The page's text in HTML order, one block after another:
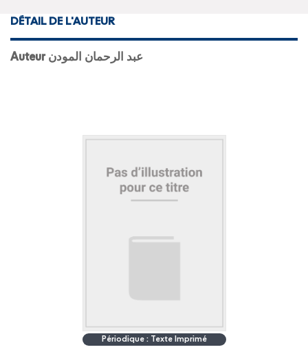
DÉTAIL DE L'AUTEUR
Auteur عبد الرحمان المودن
Périodique : Texte Imprimé